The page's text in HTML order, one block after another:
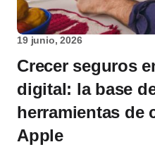
19 junio, 2026
Crecer seguros
digital: la base
herramientas de
Apple